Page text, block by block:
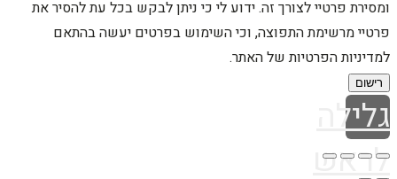
ומסירת פרטיי לצורך זה. ידוע לי כי ניתן לבקש בכל עת להסיר את
פרטיי מרשימת התפוצה, וכי השימוש בפרטים יעשה בהתאם
למדיניות הפרטיות של האתר.
רישום
גלילה
לראש